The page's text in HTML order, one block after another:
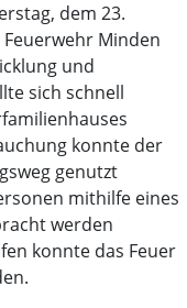
dem 23.
Minden
und
sich schnell
konnte der
genutzt
mithilfe eines
werden
konnte das Feuer